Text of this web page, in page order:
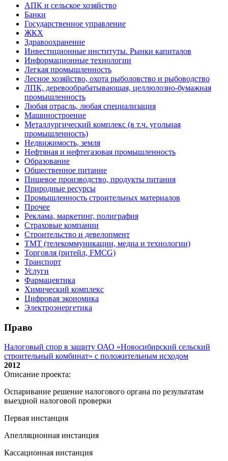
АПК и сельское хозяйство
Банки
Государственное управление
ЖКХ
Здравоохранение
Инвестиционные институты. Рынки капиталов
Информационные технологии
Легкая промышленность
Лесное хозяйство, охота рыболовство и рыбоводство
ЛПК, деревообрабатывающая, целлюлозно-бумажная
промышленность
Любая отрасль, любая специализация
Машиностроение
Металлургический комплекс (в т.ч. угольная
промышленность)
Недвижимость, земля
Нефтяная и нефтегазовая промышленность
Образование
Общественное питание
Пищевое производство, продукты питания
Природные ресурсы
Промышленность строительных материалов
Прочее
Реклама, маркетинг, полиграфия
Страховые компании
Строительство и девелопмент
ТМТ (телекоммуникации, медиа и технологии)
Торговля (ритейл, FMCG)
Транспорт
Услуги
Фармацевтика
Химический комплекс
Цифровая экономика
Электроэнергетика
Право
Налоговый спор в защиту ОАО «Новосибирский сельский
строительный комбинат» с положительным исходом
2012
Описание проекта:
Оспаривание решение налогового органа по результатам
выездной налоговой проверки
Первая инстанция
Апелляционная инстанция
Кассационная инстанция